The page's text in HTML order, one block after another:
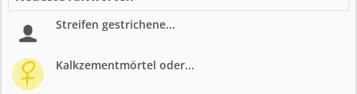
Streifen gestrichene...
Kalkzementmörtel oder...